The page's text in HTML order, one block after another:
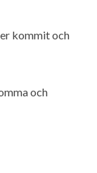
kommit och
och